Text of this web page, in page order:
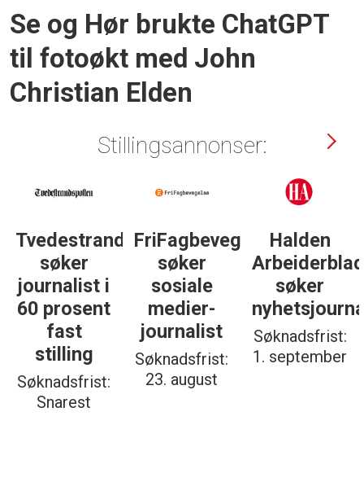
Se og Hør brukte ChatGPT
til fotoøkt med John
Christian Elden
Stillingsannonser:
FriFagbevegelse
søker
sosiale
medier-
journalist
Søknadsfrist:
23. august
Halden
Arbeiderblad
søker
nyhetsjournalist
Søknadsfrist:
1. september
25. juni
søker
journalist
Søknadsfrist:
19. august